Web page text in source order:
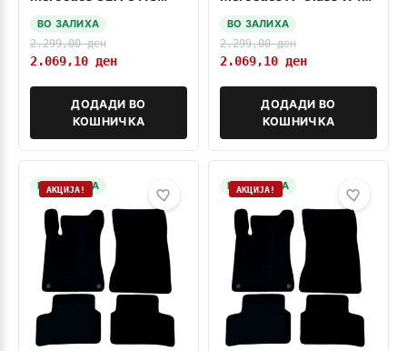
ВО ЗАЛИХА
2.299,00ден
2.069,10 ден
ДОДАДИ ВО
КОШНИЧКА
ВО ЗАЛИХА
2.299,00ден
2.069,10 ден
ДОДАДИ ВО
КОШНИЧКА
НА ЗАЛИХА
АКЦИЈА! НА ЗАЛИХА
АКЦИЈА!